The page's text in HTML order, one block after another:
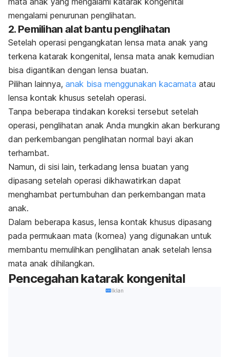
mengalami penurunan penglihatan.
2. Pemilihan alat bantu penglihatan
Setelah operasi pengangkatan lensa mata anak yang
terkena katarak kongenital, lensa mata anak kemudian
bisa digantikan dengan lensa buatan.
Pilihan lainnya, anak bisa menggunakan kacamata atau
lensa kontak khusus setelah operasi.
Tanpa beberapa tindakan koreksi tersebut setelah
operasi, penglihatan anak Anda mungkin akan berkurang
dan perkembangan penglihatan normal bayi akan
terhambat.
Namun, di sisi lain, terkadang lensa buatan yang
dipasang setelah operasi dikhawatirkan dapat
menghambat pertumbuhan dan perkembangan mata
anak.
Dalam beberapa kasus, lensa kontak khusus dipasang
pada permukaan mata (kornea) yang digunakan untuk
membantu memulihkan penglihatan anak setelah lensa
mata anak dihilangkan.
Pencegahan katarak kongenital
Iklan